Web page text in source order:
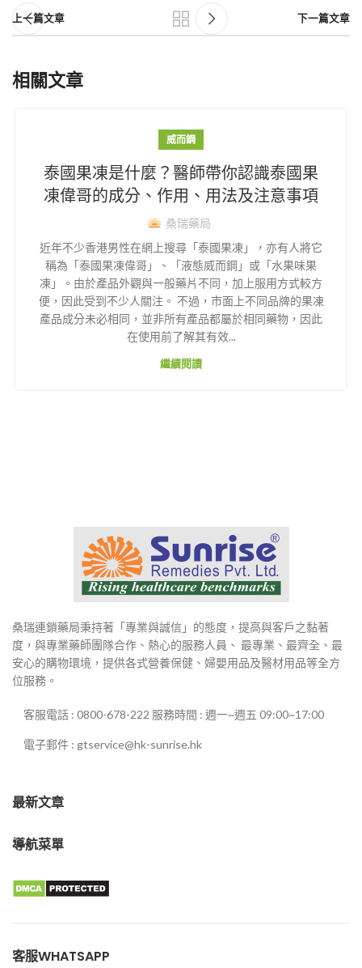
上一篇文章 下一篇文章
相關文章
威而鋼
泰國果凍是什麼？醫師帶你認識泰國果
凍偉哥的成分、作用、用法及注意事項
桑瑞藥局
近年不少香港男性在網上搜尋「泰國果凍」，亦有人將它
稱為「泰國果凍偉哥」、「液態威而鋼」或「水果味果
凍」。由於產品外觀與一般藥片不同，加上服用方式較方
便，因此受到不少人關注。 不過，市面上不同品牌的果凍
產品成分未必相同，並非所有產品都屬於相同藥物，因此
在使用前了解其有效...
繼續閱讀
桑瑞連鎖藥局秉持著「專業與誠信」的態度，提高與客戶之黏著
度，與專業藥師團隊合作、熱心的服務人員、 最專業、最齊全、最
安心的購物環境，提供各式營養保健、婦嬰用品及醫材用品等全方
位服務。
客服電話 : 0800-678-222 服務時間 : 週一~週五 09:00~17:00
電子郵件 : gtservice@hk-sunrise.hk
最新文章
導航菜單
客服WHATSAPP